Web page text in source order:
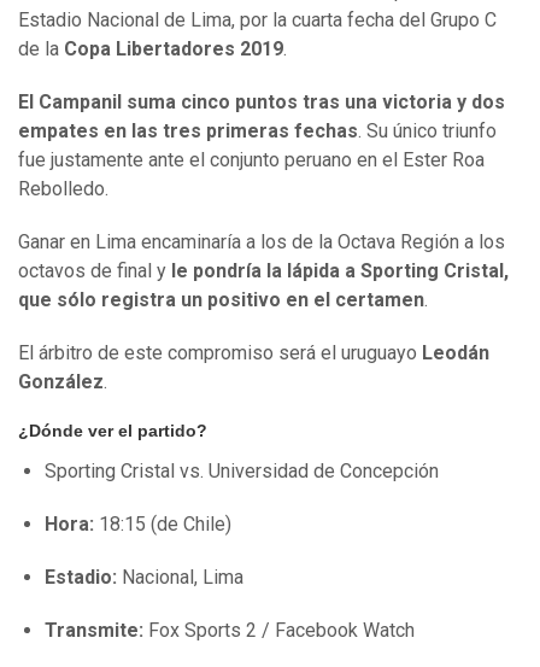
Estadio Nacional de Lima, por la cuarta fecha del Grupo C
de la Copa Libertadores 2019.
El Campanil suma cinco puntos tras una victoria y dos
empates en las tres primeras fechas. Su único triunfo
fue justamente ante el conjunto peruano en el Ester Roa
Rebolledo.
Ganar en Lima encaminaría a los de la Octava Región a los
octavos de final y le pondría la lápida a Sporting Cristal,
que sólo registra un positivo en el certamen.
El árbitro de este compromiso será el uruguayo Leodán
González.
¿Dónde ver el partido?
Sporting Cristal vs. Universidad de Concepción
Hora: 18:15 (de Chile)
Estadio: Nacional, Lima
Transmite: Fox Sports 2 / Facebook Watch